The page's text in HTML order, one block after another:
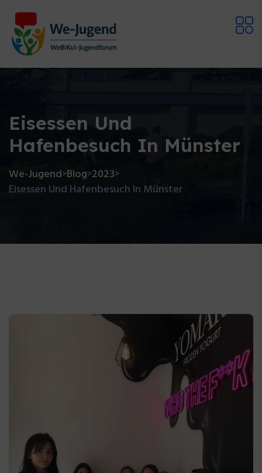
Eisessen Und
Hafenbesuch In Münster
We-Jugend>Blog>2023>
Eisessen Und Hafenbesuch In Münster